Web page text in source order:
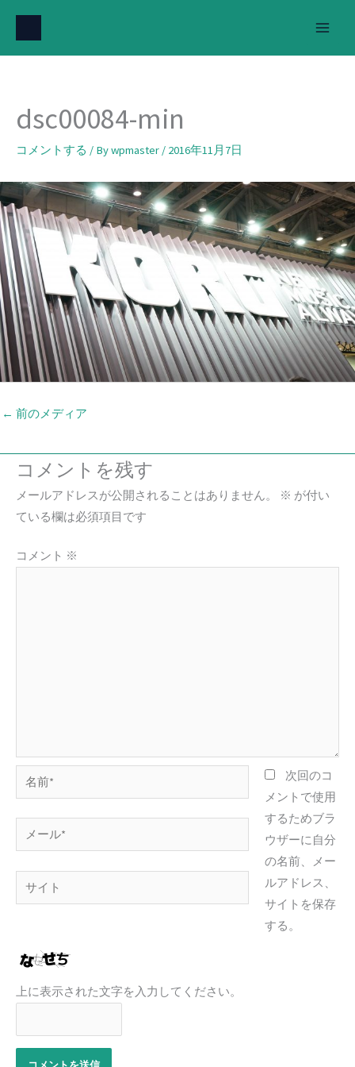
を
dsc00084-min
コメントする / Bywpmaster / 2016年11月7日
← 前のメディア
コメントを残す
メールアドレスが公開されることはありません。 ※ が付い
ている欄は必須項目です
コメント ※
前
*
ー
ル
イ
次回のコ
メントで使用
するためブラ
ウザーに自分
の名前、メー
ルアドレス、
サイトを保存
する。
上に表示された文字を入力してください。